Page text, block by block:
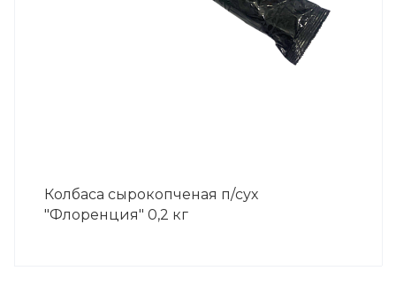
Колбаса сырокопченая п/сух
"Флоренция" 0,2 кг